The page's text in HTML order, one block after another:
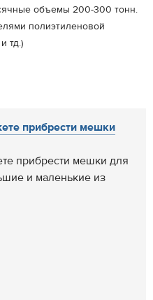
объемы 200-300 тонн.
полиэтиленовой
тд.)
прибрести мешки
прибрести мешки для
и маленькие из